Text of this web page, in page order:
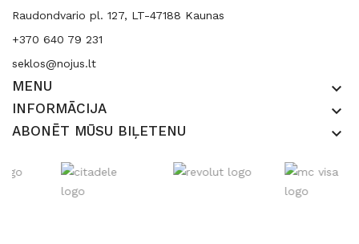
Raudondvario pl. 127, LT-47188 Kaunas
+370 640 79 231
seklos@nojus.lt
MENU keyboard_arrow_down
INFORMĀCIJA keyboard_arrow_down
ABONĒT MŪSU BIĻETENU keyboard_arrow_down